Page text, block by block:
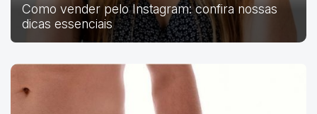
Como vender pelo Instagram: confira nossas
dicas essenciais